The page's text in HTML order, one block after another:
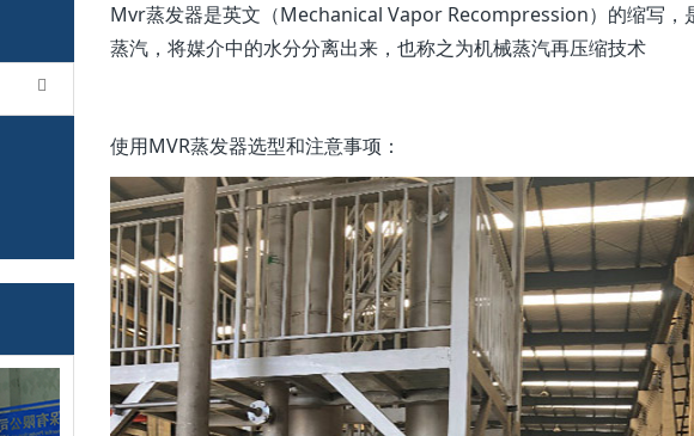
Mvr蒸发器是英文（Mechanical Vapor Recompression）的缩写，
蒸汽，将媒介中的水分分离出来，也称之为机械蒸汽再压缩技术
使用MVR蒸发器选型和注意事项：